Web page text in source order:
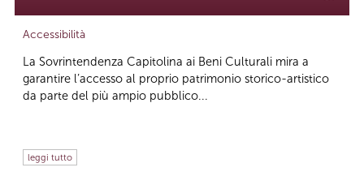
Accessibilità
La Sovrintendenza Capitolina ai Beni Culturali mira a
garantire l’accesso al proprio patrimonio storico-artistico
da parte del più ampio pubblico...
leggi tutto